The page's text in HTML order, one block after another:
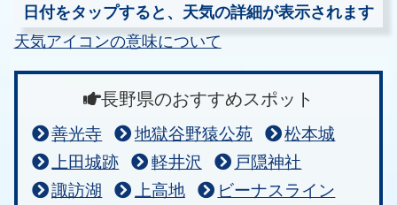
日付をタップすると、天気の詳細が表示されます
天気アイコンの意味について
長野県のおすすめスポット
善光寺 地獄谷野猿公苑
松本城
上田城跡
軽井沢
戸隠神社
諏訪湖
上高地
ビーナスライン